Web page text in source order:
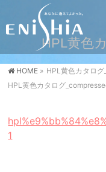
HPL黄色
HOME » HPL黄色カタロ
HPL黄色カタログ
1